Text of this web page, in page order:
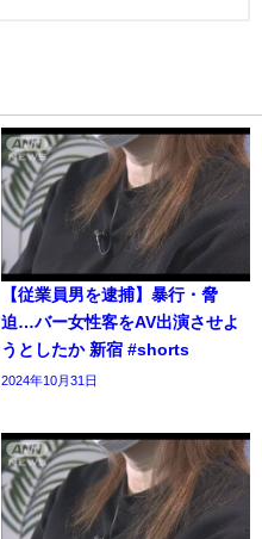
【従業員男を逮捕】暴行・脅
迫…バー女性客をAV出演させよ
うとしたか 新宿 #shorts
2024年10月31日